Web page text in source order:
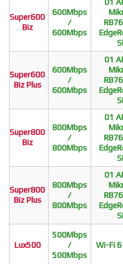
Super600
Biz
600Mbps
/
600Mbps
Super600
Biz Plus
600Mbps
/
600Mbps
01
Super800
Biz
800Mbps
/
800Mbps
01
Super800
Biz Plus
800Mbps
/
800Mbps
01
Lux500
500Mbps
/
500Mbps
Wi-Fi 6